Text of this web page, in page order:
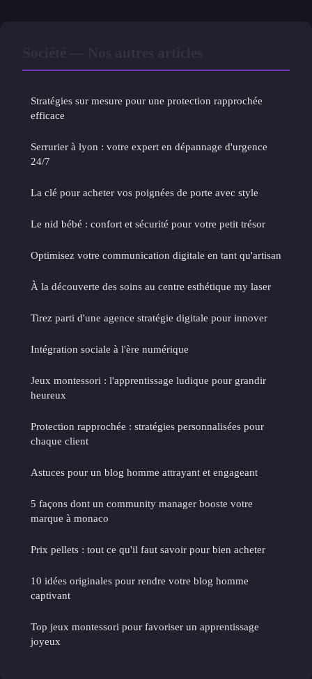
Stratégies sur mesure pour une protection rapprochée
efficace
Serrurier à lyon : votre expert en dépannage d'urgence
24/7
La clé pour acheter vos poignées de porte avec style
Le nid bébé : confort et sécurité pour votre petit trésor
Optimisez votre communication digitale en tant qu'artisan
À la découverte des soins au centre esthétique my laser
Tirez parti d'une agence stratégie digitale pour innover
Intégration sociale à l'ère numérique
Jeux montessori : l'apprentissage ludique pour grandir
heureux
Protection rapprochée : stratégies personnalisées pour
chaque client
Astuces pour un blog homme attrayant et engageant
5 façons dont un community manager booste votre
marque à monaco
Prix pellets : tout ce qu'il faut savoir pour bien acheter
10 idées originales pour rendre votre blog homme
captivant
Top jeux montessori pour favoriser un apprentissage
joyeux